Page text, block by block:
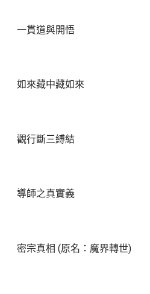
一貫道與開悟
如來藏中藏如來
觀行斷三縛結
導師之真實義
密宗真相 (原名：魔界轉世)